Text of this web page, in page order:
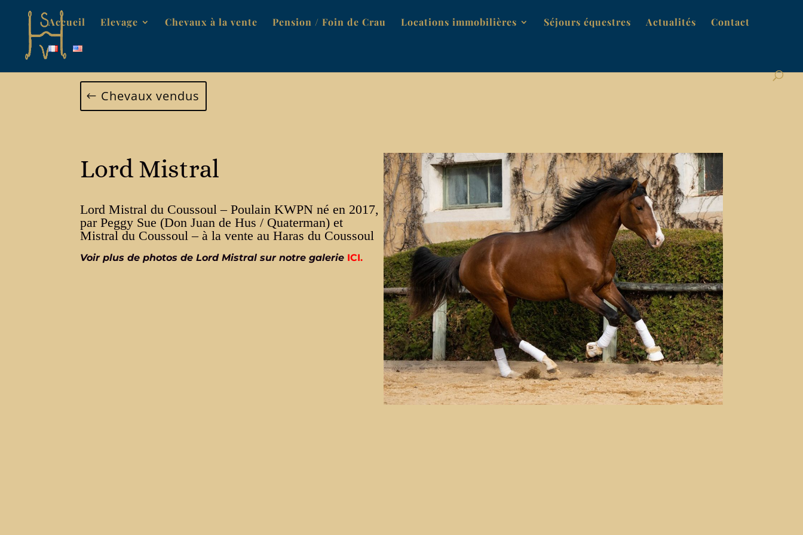
Accueil Elevage Chevaux à la vente Pension / Foin de Crau Locations immobilières Séjours équestres Actualités Contact
Chevaux vendus
Lord Mistral
Lord Mistral du Coussoul – Poulain KWPN né en 2017,
par Peggy Sue (Don Juan de Hus / Quaterman) et
Mistral du Coussoul – à la vente au Haras du Coussoul
Voir plus de photos de Lord Mistral sur notre galerie ICI.